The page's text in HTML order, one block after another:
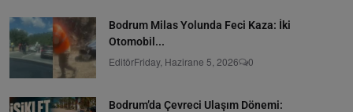
Bodrum Milas Yolunda Feci Kaza: İki
Otomobil...
EditörFriday, Hazirane 5, 2026 0
Bodrum’da Çevreci Ulaşım Dönemi: